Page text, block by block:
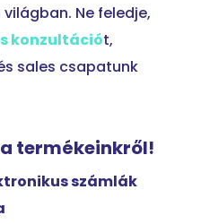
Ne feledje,
konzultációt,
sales csapatunk
termékeinkről!
számlák